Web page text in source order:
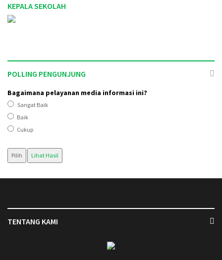
KEPALA SEKOLAH
POLLING PENGUNJUNG
Bagaimana pelayanan media informasi ini?
Sangat Baik
Baik
Cukup
Pilih Lihat Hasil
TENTANG KAMI